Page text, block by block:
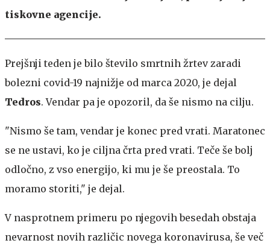
tiskovne agencije.
Prejšnji teden je bilo število smrtnih žrtev zaradi
bolezni covid-19 najnižje od marca 2020, je dejal
Tedros. Vendar pa je opozoril, da še nismo na cilju.
"Nismo še tam, vendar je konec pred vrati. Maratonec
se ne ustavi, ko je ciljna črta pred vrati. Teče še bolj
odločno, z vso energijo, ki mu je še preostala. To
moramo storiti," je dejal.
V nasprotnem primeru po njegovih besedah obstaja
nevarnost novih različic novega koronavirusa, še več